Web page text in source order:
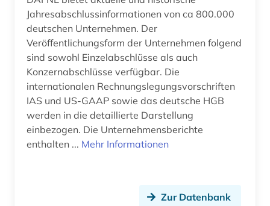
ausbau (1)
ausbau (1)
ausbildung (2)
ausenhandelswirtschaft (1)
ausfalleffekt (1)
Jahresabschlussinformationen von ca 800.000
deutschen Unternehmen. Der
Veröffentlichungsform der Unternehmen folgend
sind sowohl Einzelabschlüsse als auch
Konzernabschlüsse verfügbar. Die
internationalen Rechnungslegungsvorschriften
IAS und US-GAAP sowie das deutsche HGB
werden in die detaillierte Darstellung
einbezogen. Die Unternehmensberichte
enthalten ... Mehr Informationen
Zur Datenbank